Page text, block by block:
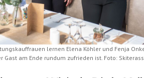
lernen Elena Köhler und Fenja
am Ende rundum zufrieden ist. Foto: